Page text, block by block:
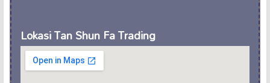
Lokasi Tan Shun Fa Trading